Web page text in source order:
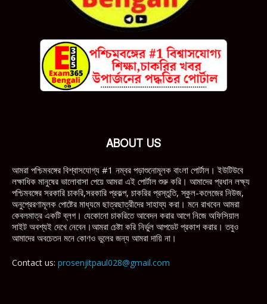
ABOUT US
আমরা পশ্চিমবঙ্গের বিশ্বাসযোগ্য #1 নম্বর পড়াশুনোমূলক বাংলা পোর্টাল। ইউটিউবে
লক্ষাধিক মানুষের ভালোবাসা পেয়ে আমরা এই পোর্টাল শুরু করি। আমাদের প্রধান লক্ষ্য
পশ্চিমবঙ্গের সরকারি চাকরি,সরকারি প্রকল্প, চাকরির প্রস্তুতি, স্কুল-কলেজের নিউজ,
অনুপ্রেরণামূলক পোষ্টের মাধ্যমে ছাত্রছাত্রীদের সাহায্য করা। মনে রাখবেন আমরা
কেবলমাত্র একটি ব্লগ। যেকোনো চাকরিতে আবেদন করার আগে নিজে অফিসিয়াল
সাইট অবশ্যই দেখে নেবেন।আমরা চেষ্টা করি নির্ভুল আপডেট প্রকাশ করার। তবুও
আমাদের অবচেতন মনে কোণও ভুলের জন্য আমরা দায়ি না।
Contact us: prosenjitpaul028@gmail.com